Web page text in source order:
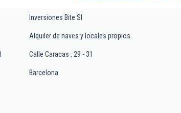
Inversiones Bite Sl
Alquiler de naves y locales propios.
Calle Caracas , 29 - 31
Barcelona